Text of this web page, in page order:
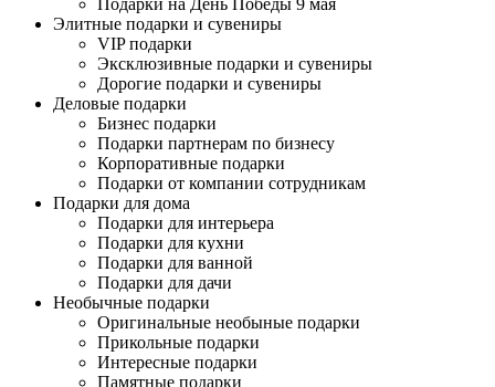
Подарки на День Победы 9 мая
Элитные подарки и сувениры
VIP подарки
Эксклюзивные подарки и сувениры
Дорогие подарки и сувениры
Деловые подарки
Бизнес подарки
Подарки партнерам по бизнесу
Корпоративные подарки
Подарки от компании сотрудникам
Подарки для дома
Подарки для интерьера
Подарки для кухни
Подарки для ванной
Подарки для дачи
Необычные подарки
Оригинальные необыные подарки
Прикольные подарки
Интересные подарки
Памятные подарки